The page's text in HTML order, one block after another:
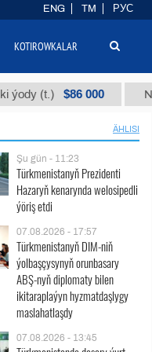
$86 000 Natriý hlorly
ÄHLISI
Şu gün - 11:23
Türkmenistanyň Prezidenti
Hazaryň kenarynda welosipedli
ýöriş etdi
07.08.2026 - 17:57
Türkmenistanyň DIM-niň
ýolbaşçysynyň orunbasary
ABŞ-nyň diplomaty bilen
ikitaraplaýyn hyzmatdaşlygy
maslahatlaşdy
07.08.2026 - 13:45
ENG TM РУС
KOTIROWKALAR